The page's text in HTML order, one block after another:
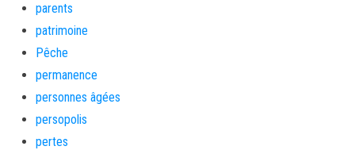
parents
patrimoine
Pêche
permanence
personnes âgées
persopolis
pertes